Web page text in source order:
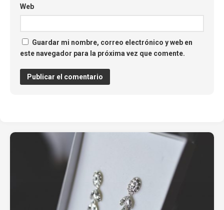
Web
Guardar mi nombre, correo electrónico y web en
este navegador para la próxima vez que comente.